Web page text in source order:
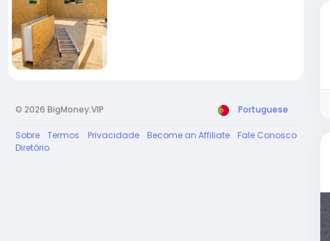
© 2026 BigMoney.VIP Portuguese
Sobre Termos Privacidade Become an Affiliate
Fale Conosco
Diretório